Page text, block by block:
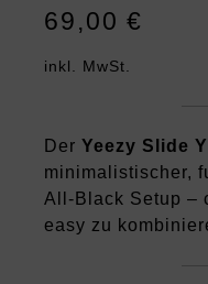
69,00€
inkl. MwSt.
DerYeezy Slide
minimalistischer,
All-Black Setup –
easy zu